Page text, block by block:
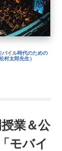
バイル時代のための
太郎先生）
授業＆公
モバイ